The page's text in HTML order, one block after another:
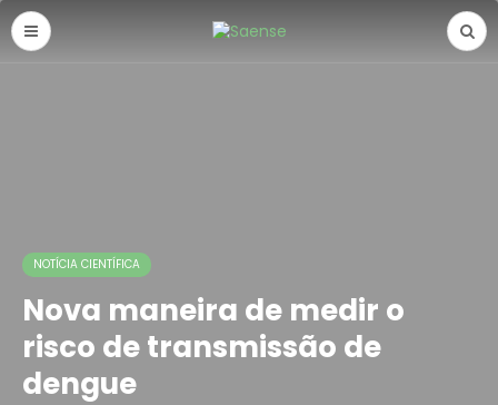
NOTÍCIA CIENTÍFICA
Nova maneira de medir o
risco de transmissão de
dengue